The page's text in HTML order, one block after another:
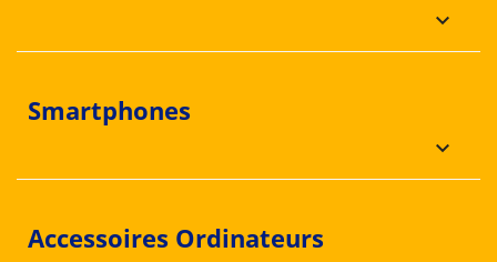
keyboard_arrow_down
Smartphones
keyboard_arrow_down
Accessoires Ordinateurs